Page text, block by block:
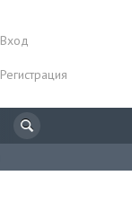
Вход
Регистрация